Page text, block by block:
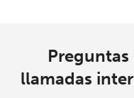
llamadas